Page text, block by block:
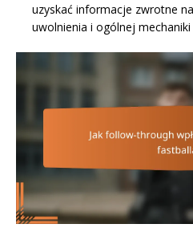
uzyskać informacje zwrotne
uwolnienia i ogólnej